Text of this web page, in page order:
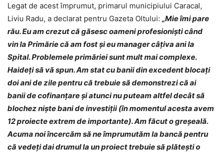
Legat de acest împrumut, primarul municipiului Caracal,
Liviu Radu, a declarat pentru Gazeta Oltului: „Mie îmi pare
rău. Eu am crezut că găsesc oameni profesioniști când
vin la Primărie că am fost și eu manager câțiva ani la
Spital. Problemele primăriei sunt mult mai complexe.
Haideți să vă spun. Am stat cu banii din excedent blocați
doi ani de zile pentru că trebuie să demonstrezi că ai
banii de cofinanțare și atunci nu puteam altfel decât să
blochez niște bani de investiții (în momentul acesta avem
12 proiecte extrem de importante). Am făcut o greșeală.
Acuma noi încercăm să ne împrumutăm la bancă pentru
că vedeți dai drumul la un proiect trebuie să plătești o